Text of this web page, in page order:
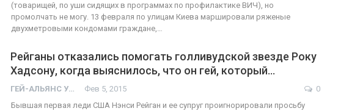
(товарищей, по уши сидящих в программах по профилактике ВИЧ), но
промолчать не могу. 13 февраля по улицам Киева маршировали ряженые
двухметровыми кондомами граждане,…
Рейганы отказались помогать голливудской звезде Року
Хадсону, когда выяснилось, что он гей, который…
ГЕЙ-АЛЬЯНС УКРАИНА Фев 5, 2015
0
Бывшая первая леди США Нэнси Рейган и ее супруг проигнорировали просьбу